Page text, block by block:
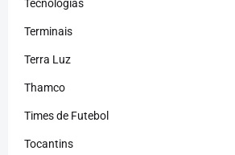
Tecnologias
Terminais
Terra Luz
Thamco
Times de Futebol
Tocantins